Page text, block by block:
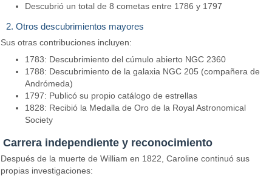
Descubrió un total de 8 cometas entre 1786 y 1797
2. Otros descubrimientos mayores
Sus otras contribuciones incluyen:
1783: Descubrimiento del cúmulo abierto NGC 2360
1788: Descubrimiento de la galaxia NGC 205 (compañera de
Andrómeda)
1797: Publicó su propio catálogo de estrellas
1828: Recibió la Medalla de Oro de la Royal Astronomical
Society
Carrera independiente y reconocimiento
Después de la muerte de William en 1822, Caroline continuó sus
propias investigaciones: